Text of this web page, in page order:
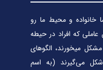
خانواده و محیط ما رو
عاملی که افراد در حیطه
میخورند، الگوهای
می‌گیرند (به اسم